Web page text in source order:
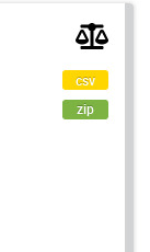
csv
zip